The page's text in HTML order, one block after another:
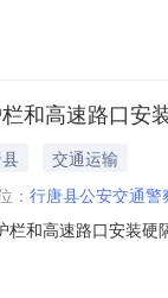
和高速路口安
交通运输
： 行唐县公安交通警
栏和高速路口安装
级地址：行唐县